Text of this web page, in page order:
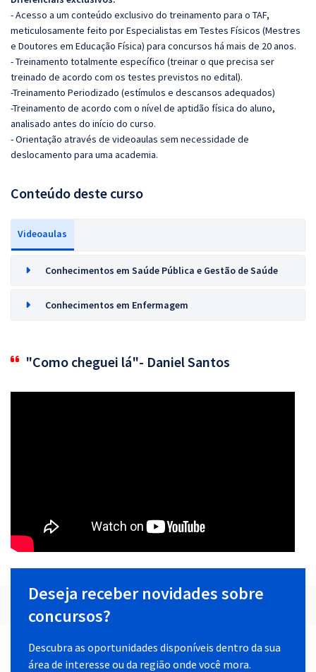
- Acesso a um conteúdo exclusivo do treinamento para o TAF,
meticulosamente feito por Especialistas em Testes Físicos (Mestres
e Doutores em Educação Física) para concursos há mais de 20 anos.
- Treinamento totalmente específico (treinar o que precisa ser
treinado de acordo com os testes previstos no edital).
-Treinamento Periodizado (estímulos e descansos adequados)
-Treinamento de acordo com o nível de aptidão física do aluno,
analisado antes do início do curso.
- Orientação através de videoaulas sem necessidade de
deslocamento para uma academia.
Conteúdo deste curso
Videoaulas
Conhecimentos em Saúde Pública e Gestão de Saúde
Conhecimentos em Enfermagem
"Como cheguei lá"- Daniel Santos
Deseja receber novidades sobre
concursos?
Descubra as oportunidades disponíveis dentro da sua
área de interesse ou da região onde você mora.